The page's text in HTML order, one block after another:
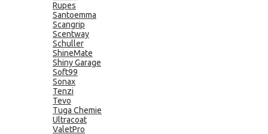
Rupes
Santoemma
Scangrip
Scentway
Schuller
ShineMate
Shiny Garage
Soft99
Sonax
Tenzi
Tevo
Tuga Chemie
Ultracoat
ValetPro